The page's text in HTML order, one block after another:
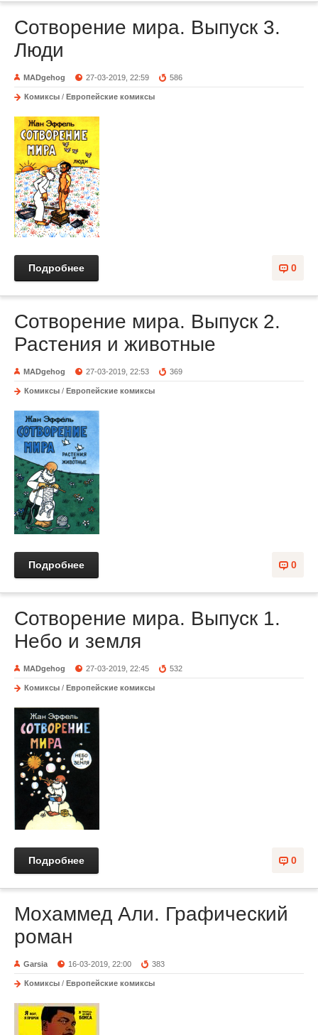
Сотворение мира. Выпуск 3.
Люди
MADgehog 27-03-2019, 22:59 586
Комиксы / Европейские комиксы
0
Подробнее
Сотворение мира. Выпуск 2.
Растения и животные
MADgehog 27-03-2019, 22:53 369
Комиксы / Европейские комиксы
0
Подробнее
Сотворение мира. Выпуск 1.
Небо и земля
MADgehog 27-03-2019, 22:45 532
Комиксы / Европейские комиксы
0
Подробнее
Мохаммед Али. Графический
роман
Garsia 16-03-2019, 22:00 383
Комиксы / Европейские комиксы